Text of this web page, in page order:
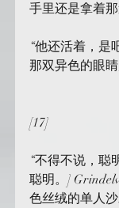
手里还是拿着那
“他还活着，是
那双异色的眼睛
[17]
“不得不说，聪
聪明。]
色丝绒的单人